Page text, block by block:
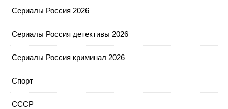
Сериалы Россия 2026
Сериалы Россия детективы 2026
Сериалы Россия криминал 2026
Спорт
СССР